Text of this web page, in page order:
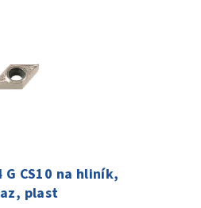
G CS10 na hliník,
plast